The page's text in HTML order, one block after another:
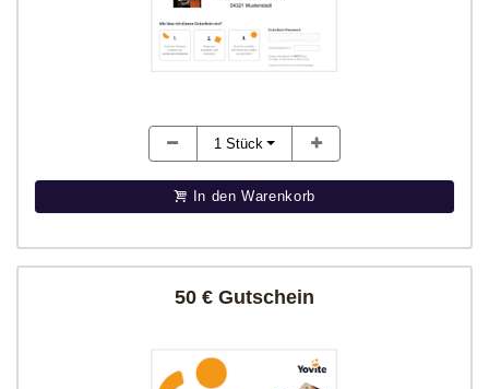
1 Stück
In den Warenkorb
50 € Gutschein